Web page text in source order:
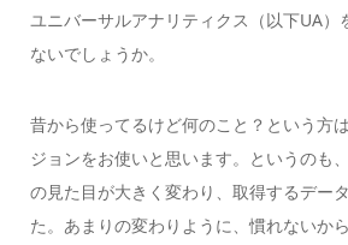
ユニバーサルアナリティクス（以下UA）
ないでしょうか。
昔から使ってるけど何のこと？という方
ジョンをお使いと思います。というのも
の見た目が大きく変わり、取得するデー
た。あまりの変わりように、慣れないか